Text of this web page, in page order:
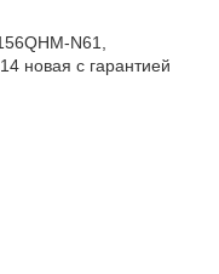
N61,
новая с гарантией